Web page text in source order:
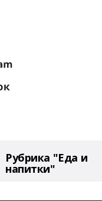
Рубрика "Еда и
напитки"